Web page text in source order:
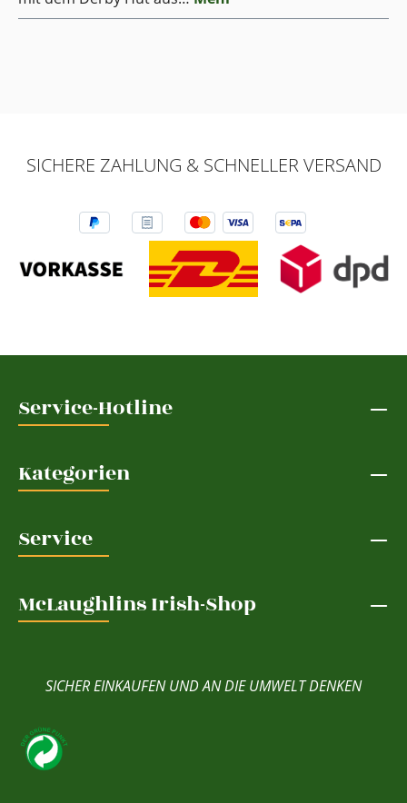
SICHERE ZAHLUNG & SCHNELLER VERSAND
Service-Hotline
Kategorien
Service
McLaughlins Irish-Shop
SICHER EINKAUFEN UND AN DIE UMWELT DENKEN